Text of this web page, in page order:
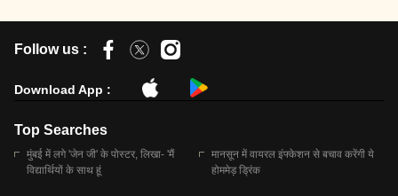
Follow us :
Download App :
Top Searches
मुंबई में लगे 'जेन जी' के पोस्टर, लिखा- 'मैं
विद्यार्थियों के साथ हूं
मानसून में वायरल इंफ्केशन से बचाव करेंगी ये
होममेड़ ड्रिंक